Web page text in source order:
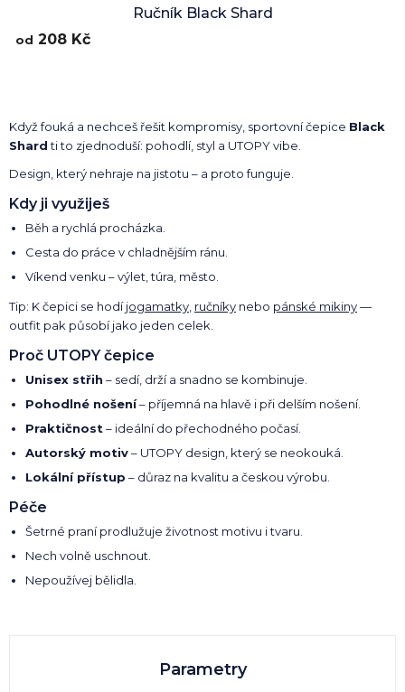
Ručník Black Shard
od 208 Kč
Když fouká a nechceš řešit kompromisy, sportovní čepice Black
Shardti to zjednoduší: pohodlí, styl a UTOPY vibe.
Design, který nehraje na jistotu – a proto funguje.
Kdy ji využiješ
Běh a rychlá procházka.
Cesta do práce v chladnějším ránu.
Víkend venku – výlet, túra, město.
Tip: K čepici se hodíjogamatky ručníky nebo pánské mikiny—
outfit pak působí jako jeden celek.
Proč UTOPY čepice
Unisex střih – sedí, drží a snadno se kombinuje.
Pohodlné nošení– příjemná na hlavě i při delším nošení.
Praktičnost– ideální do přechodného počasí.
Autorský motiv– UTOPY design, který se neokouká.
Lokální přístup – důraz na kvalitu a českou výrobu.
Péče
Šetrné praní prodlužuje životnost motivu i tvaru.
Nech volně uschnout.
Nepoužívej bělidla.
Parametry